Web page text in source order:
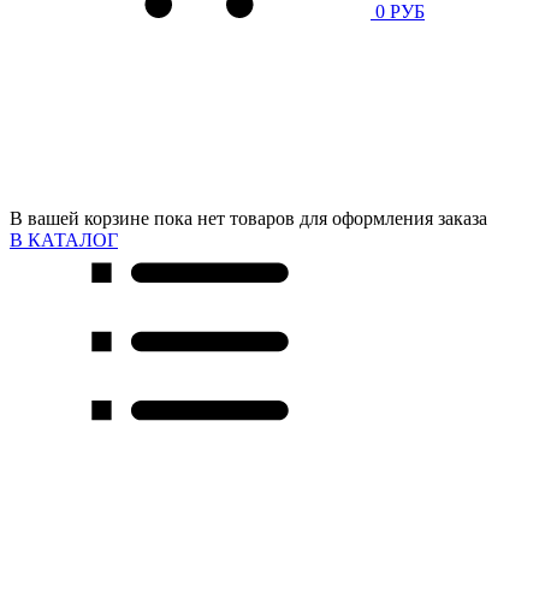
0 РУБ
В вашей корзине пока нет товаров для оформления заказа
В КАТАЛОГ